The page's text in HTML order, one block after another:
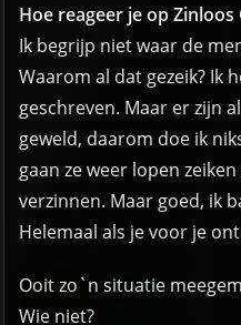
Hoe reageer je op Zinloos
Ik begrijp niet waar de
Waarom al dat gezeik? Ik
geschreven. Maar er zijn
geweld, daarom doe ik
gaan ze weer lopen
verzinnen. Maar goed, ik
Helemaal als je voor je
Ooit zo`n situatie
Wie niet?